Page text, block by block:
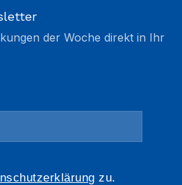
der Woche direkt in Ihr